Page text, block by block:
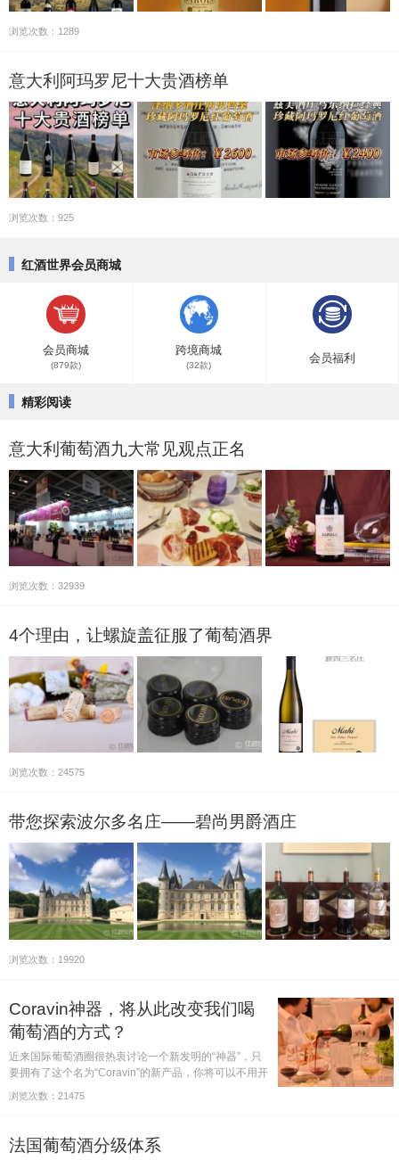
浏览次数：1289
意大利阿玛罗尼十大贵酒榜单
浏览次数：925
红酒世界会员商城
会员商城
(879款)
跨境商城
(32款)
会员福利
精彩阅读
意大利葡萄酒九大常见观点正名
浏览次数：32939
4个理由，让螺旋盖征服了葡萄酒界
浏览次数：24575
带您探索波尔多名庄——碧尚男爵酒庄
浏览次数：19920
Coravin神器，将从此改变我们喝
葡萄酒的方式？
近来国际葡萄酒圈很热衷讨论一个新发明的“神器”，只
要拥有了这个名为“Coravin”的新产品，你将可以不用开
瓶就品尝到瓶里的酒，如果觉得陈年不够就继续放几
年，等以后再喝！
浏览次数：21475
法国葡萄酒分级体系